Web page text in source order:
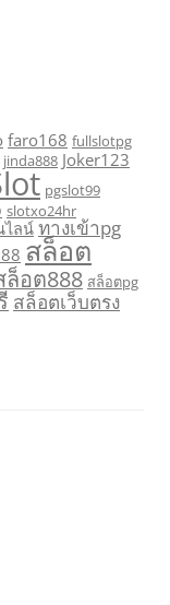
faro168 fullslotpg
jinda888 Joker123
pgslot99
slotxo24hr
ไลน์ ทางเข้าpg
สล็อต
ล็อต888 สล็อตpg
สล็อตเว็บตรง